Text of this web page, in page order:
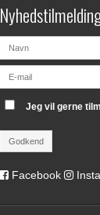
Jeg vil gerne
Godkend
Facebook